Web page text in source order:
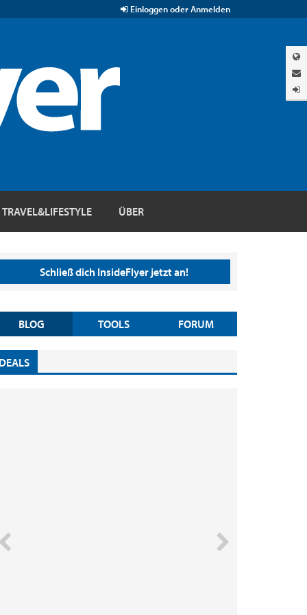
Einloggen oder Anmelden
TRAVEL&LIFESTYLE ÜBER
Schließ dich InsideFlyer jetzt an!
BLOG TOOLS FORUM
DEALS